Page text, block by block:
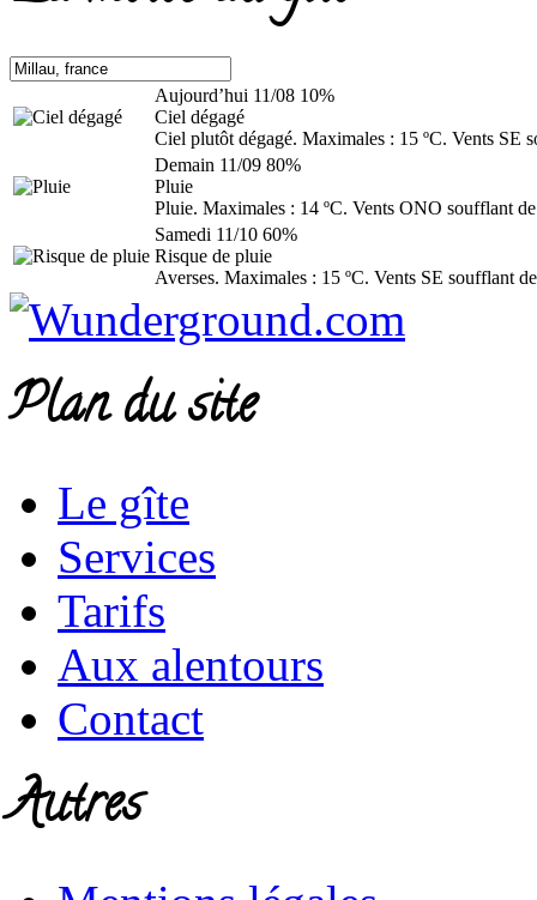
Aujourd’hui 11/08 10%
Ciel dégagé
Ciel plutôt dégagé. Maximales : 15 ºC. Vents SE
Demain 11/09 80%
Pluie
Pluie. Maximales : 14 ºC. Vents ONO soufflant
Samedi 11/10 60%
Risque de pluie
Averses. Maximales : 15 ºC. Vents SE soufflant
Plan du site
Le gîte
Services
Tarifs
Aux alentours
Contact
Autres